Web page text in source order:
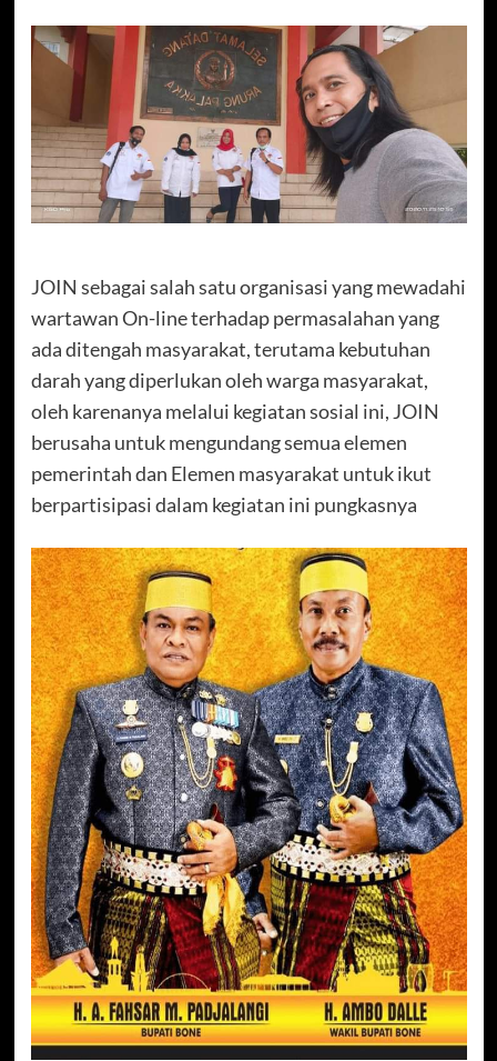
JOIN sebagai salah satu organisasi yang mewadahi
wartawan On-line terhadap permasalahan yang
ada ditengah masyarakat, terutama kebutuhan
darah yang diperlukan oleh warga masyarakat,
oleh karenanya melalui kegiatan sosial ini, JOIN
berusaha untuk mengundang semua elemen
pemerintah dan Elemen masyarakat untuk ikut
berpartisipasi dalam kegiatan ini pungkasnya